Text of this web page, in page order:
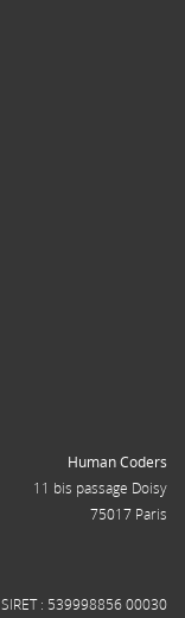
Human Coders
11 bis passage Doisy
75017 Paris
SIRET : 539998856 00030